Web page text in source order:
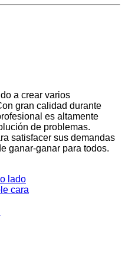
a crear varios
gran calidad durante
es altamente
de problemas.
satisfacer sus demandas
ganar-ganar para todos.
lado
cara